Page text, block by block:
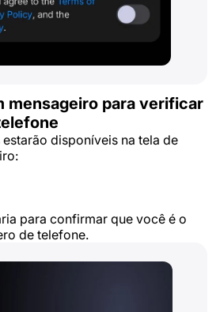
mensageiro para verificar
disponíveis na tela de
para confirmar que você é o
de telefone.